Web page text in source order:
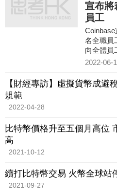
宣布將
員工
名全職員
向全體員
確的市場
2022-06-
【財經專訪】虛擬貨幣成避
規範
2022-04-28
比特幣價格升至五個月高位
高
2021-10-12
續打比特幣交易 火幣全球
2021-09-27